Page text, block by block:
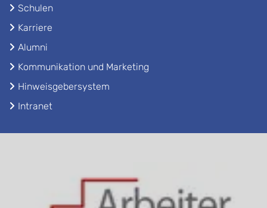
Schulen
Karriere
Alumni
Kommunikation und Marketing
Hinweisgebersystem
Intranet